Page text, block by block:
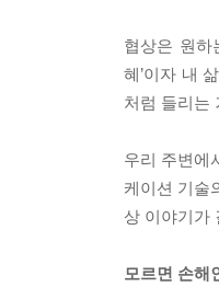
협상은 원하
혜’이자 내
처럼 들리는
우리 주변에
케이션 기술
상 이야기가
모르면 손해